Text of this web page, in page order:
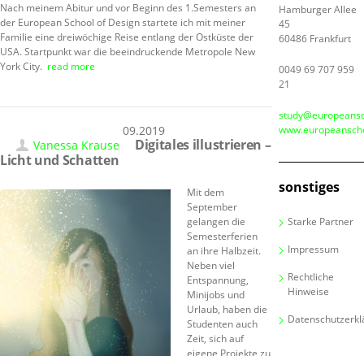
Nach meinem Abitur und vor Beginn des 1.Semesters an
der European School of Design startete ich mit meiner
Familie eine dreiwöchige Reise entlang der Ostküste der
USA. Startpunkt war die beeindruckende Metropole New
York City. read more
09.09.2019
Vanessa Krause
Digitales illustrieren –
Licht und Schatten
Mit dem
September
gelangen die
Semesterferien
an ihre Halbzeit.
Neben viel
Entspannung,
Minijobs und
Urlaub, haben die
Studenten auch
Zeit, sich auf
eigene Projekte zu
Hamburger Allee
45
60486 Frankfurt
0049 69 707 959
21
sonstiges
Starke Partner
Impressum
Rechtliche
Hinweise